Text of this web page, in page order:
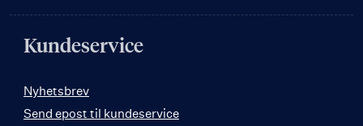
Kundeservice
Nyhetsbrev
Send epost til kundeservice